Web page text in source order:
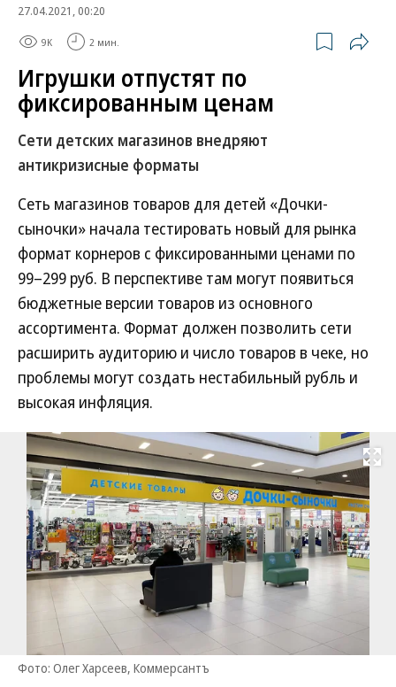
27.04.2021, 00:20
9K 2 мин.
Игрушки отпустят по
фиксированным ценам
Сети детских магазинов внедряют
антикризисные форматы
Сеть магазинов товаров для детей «Дочки-
сыночки» начала тестировать новый для рынка
формат корнеров с фиксированными ценами по
99–299 руб. В перспективе там могут появиться
бюджетные версии товаров из основного
ассортимента. Формат должен позволить сети
расширить аудиторию и число товаров в чеке, но
проблемы могут создать нестабильный рубль и
высокая инфляция.
Развернуть
Фото: Олег Харсеев, Коммерсантъ